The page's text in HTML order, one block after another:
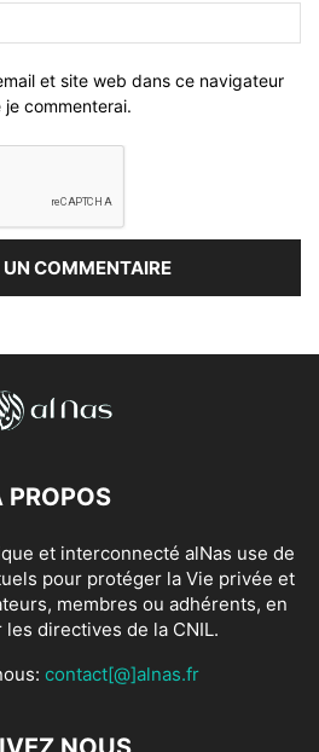
et site web dans ce navigateur
commenterai.
PROPOS
et interconnecté alNas use de
pour protéger la Vie privée et
membres ou adhérents, en
les directives de la CNIL.
contact[@]alnas.fr